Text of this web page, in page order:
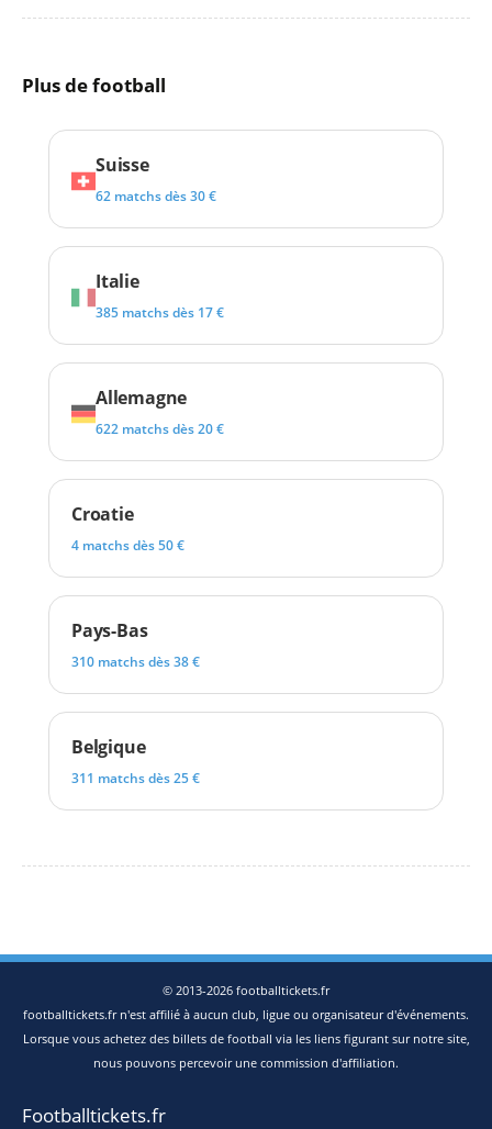
Plus de football
Suisse
62 matchs dès 30 €
Italie
385 matchs dès 17 €
Allemagne
622 matchs dès 20 €
Croatie
4 matchs dès 50 €
Pays-Bas
310 matchs dès 38 €
Belgique
311 matchs dès 25 €
© 2013-2026 footballtickets.fr
footballtickets.fr n'est affilié à aucun club, ligue ou organisateur d'événements.
Lorsque vous achetez des billets de football via les liens figurant sur notre site,
nous pouvons percevoir une commission d'affiliation.
Footballtickets.fr